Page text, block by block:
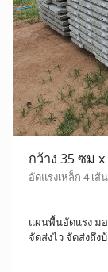
กว้าง 35 ซม
อัดแรงเหล็ก 4 เ
แผ่นพื้นอัดแรง มอ
จัดส่งไว จัดส่งถึง